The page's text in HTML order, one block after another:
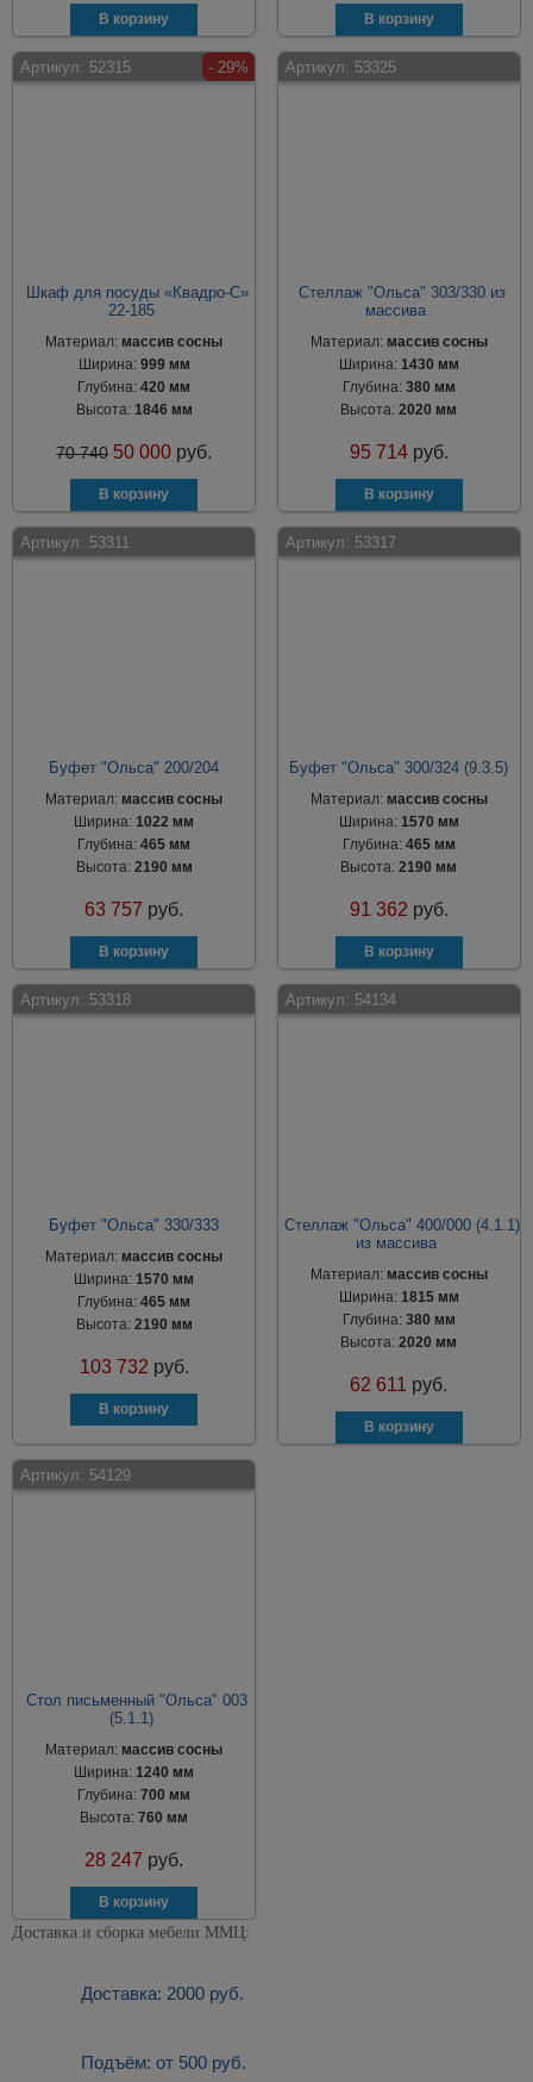
Артикул: 52315 - 29%
Шкаф для посуды «Квадро-С»
22-185
Материал: массив сосны
Ширина: 999 мм
Глубина:420 мм
Высота: 1846 мм
70 740 50 000 руб.
Артикул: 53325
Стеллаж "Ольса" 303/330 из
массива
Материал: массив сосны
Ширина: 1430 мм
Глубина: 380 мм
Высота:2020 мм
95 714 руб.
Артикул: 53311
Буфет "Ольса" 200/204
Материал: массив сосны
Ширина:1022 мм
Глубина:465 мм
Высота: 2190 мм
63 757 руб.
Артикул: 53317
Буфет "Ольса" 300/324 (9.3.5)
Материал: массив сосны
Ширина: 1570 мм
Глубина: 465 мм
Высота:2190 мм
91 362 руб.
Артикул: 53318
Буфет "Ольса" 330/333
Материал: массив сосны
Ширина:1570 мм
Глубина:465 мм
Высота: 2190 мм
103 732 руб.
Артикул: 54134
Стеллаж "Ольса" 400/000 (4.1.1)
из массива
Материал: массив сосны
Ширина: 1815 мм
Глубина: 380 мм
Высота:2020 мм
62 611 руб.
Артикул: 54129
Стол письменный "Ольса" 003
(5.1.1)
Материал: массив сосны
Ширина:1240 мм
Глубина:700 мм
Высота:760 мм
28 247 руб.
Доставка и сборка мебели ММЦ:
Доставка: 2000 руб.
Подъём: от 500 руб.